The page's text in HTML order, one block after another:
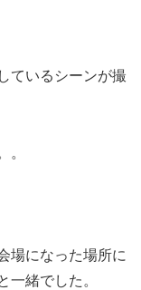
ているシーンが撮
。
場になった場所に
一緒でした。